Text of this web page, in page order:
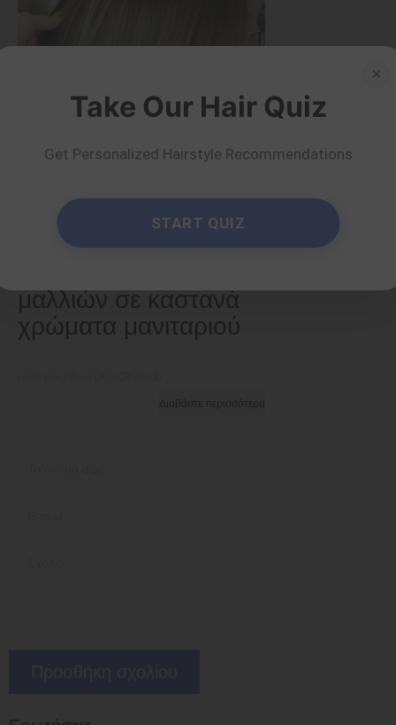
Χρωματιστά
30 υπέροχες ιδέες για
μαλλιών σε καστανά
χρώματα μανιταριού
×
Take Our Hair Quiz
Get Personalized Hairstyle Recommendations
START QUIZ